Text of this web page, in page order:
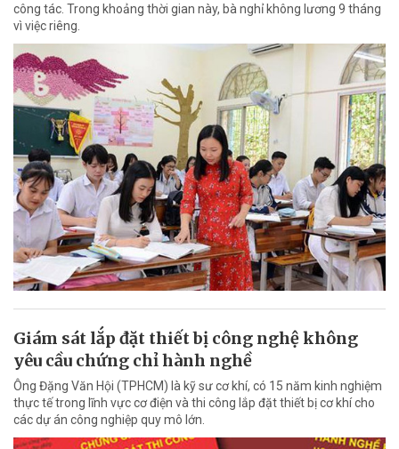
công tác. Trong khoảng thời gian này, bà nghỉ không lương 9 tháng
vì việc riêng.
Giám sát lắp đặt thiết bị công nghệ không
yêu cầu chứng chỉ hành nghề
Ông Đặng Văn Hội (TPHCM) là kỹ sư cơ khí, có 15 năm kinh nghiệm
thực tế trong lĩnh vực cơ điện và thi công lắp đặt thiết bị cơ khí cho
các dự án công nghiệp quy mô lớn.